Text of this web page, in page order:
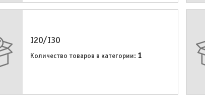
I20/I30
Количество товаров в категории: 1